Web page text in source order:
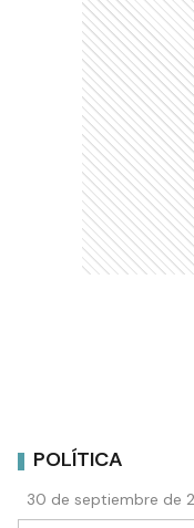
POLÍTICA
30 de septiembre de